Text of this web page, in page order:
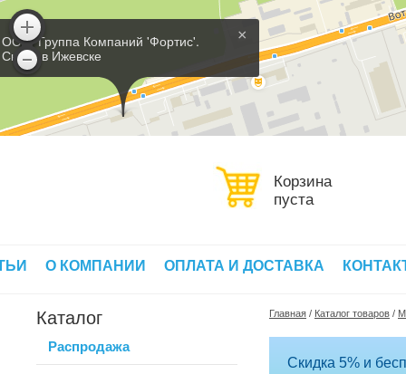
×
ООО 'Группа Компаний 'Фортис'.
Склад в Ижевске
Корзина
пуста
О КОМПАНИИ ОПЛАТА И ДОСТАВКА
Каталог
Распродажа
Главная / Каталог товаров /
Скидка 5% и